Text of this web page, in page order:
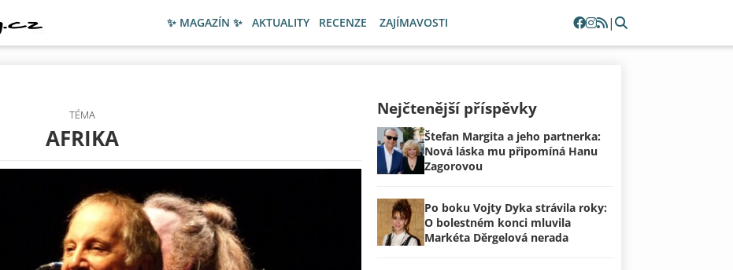
✨ MAGAZÍN ✨ AKTUALITY RECENZE ZAJÍMAVOSTI |
TÉMA
AFRIKA
Nejčtenější příspěvky
Štefan Margita a jeho partnerka:
Nová láska mu připomíná Hanu
Zagorovou
Po boku Vojty Dyka strávila roky:
O bolestném konci mluvila
Markéta Děrgelová nerada